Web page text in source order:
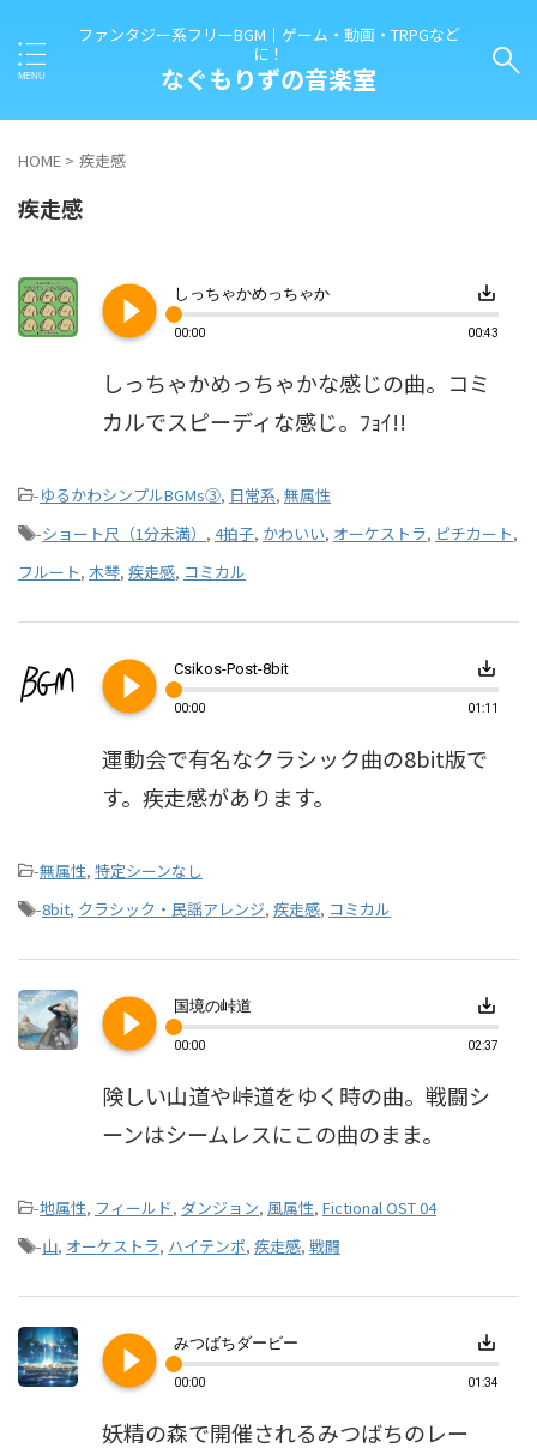
ファンタジー系フリーBGM｜ゲーム・動画・TRPGなど
に！
なぐもりずの音楽室
HOME > 疾走感
疾走感
play_circle_filled しっちゃかめっちゃか save_alt
00:00 00:43
しっちゃかめっちゃかな感じの曲。コミ
カルでスピーディな感じ。ﾌｮｲ!!
-ゆるかわシンプルBGMs③, 日常系, 無属性
-ショート尺（1分未満） , 4拍子, かわいい, オーケストラ, ピチカート,
フルート, 木琴, 疾走感, コミカル
play_circle_filled Csikos-Post-8bit save_alt
00:00 01:11
運動会で有名なクラシック曲の8bit版で
す。疾走感があります。
-無属性, 特定シーンなし
-8bit, クラシック・民謡アレンジ, 疾走感, コミカル
play_circle_filled 国境の峠道 save_alt
00:00 02:37
険しい山道や峠道をゆく時の曲。戦闘シ
ーンはシームレスにこの曲のまま。
-地属性, フィールド, ダンジョン, 風属性, Fictional OST 04
-山, オーケストラ, ハイテンポ, 疾走感, 戦闘
play_circle_filled みつばちダービー save_alt
00:00 01:34
妖精の森で開催されるみつばちのレー